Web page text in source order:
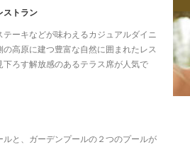
ストラン
テーキなどが味わえるカジュアルダイニ
の高原に建つ豊富な自然に囲まれたレス
下ろす解放感のあるテラス席が人気で
& BEACH／
ルと、ガーデンプールの２つのプールが